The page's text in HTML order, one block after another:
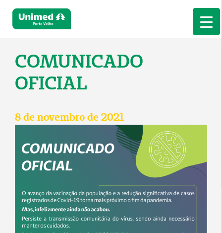
COMUNICADO
OFICIAL
8 de novembro de 2021